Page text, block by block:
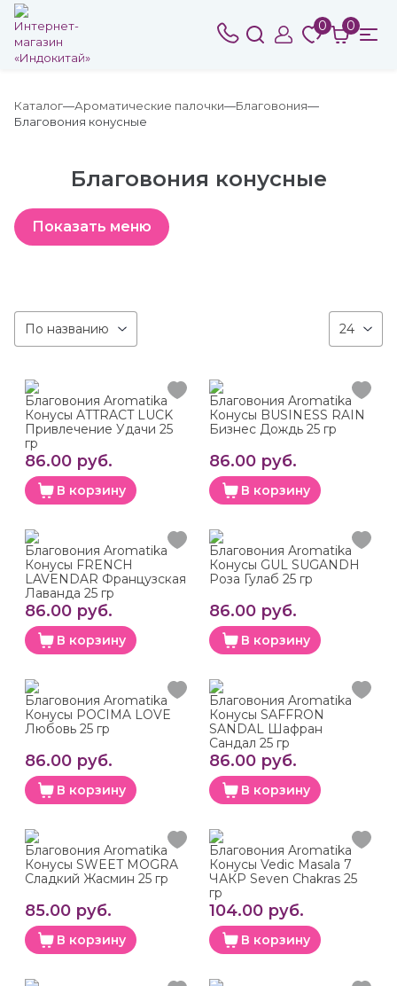
0 0
Каталог Ароматические палочки
Благовония
Благовония конусные
Благовония конусные
По названию 24
Благовония Aromatika
Конусы ATTRACT LUCK
Привлечение Удачи 25
гр
86.00 руб.
В корзину
Благовония Aromatika
Конусы BUSINESS RAIN
Бизнес Дождь 25 гр
86.00 руб.
В корзину
Благовония Aromatika
Конусы FRENCH
LAVENDAR Французская
Лаванда 25 гр
86.00 руб.
В корзину
Благовония Aromatika
Конусы GUL SUGANDH
Роза Гулаб 25 гр
86.00 руб.
В корзину
Благовония Aromatika
Конусы POCIMA LOVE
Любовь 25 гр
86.00 руб.
В корзину
Благовония Aromatika
Конусы SAFFRON
SANDAL Шафран
Сандал 25 гр
86.00 руб.
В корзину
Благовония Aromatika
Конусы SWEET MOGRA
Сладкий Жасмин 25 гр
85.00 руб.
В корзину
Благовония Aromatika
Конусы Vedic Masala 7
ЧАКР Seven Chakras 25
гр
104.00 руб.
В корзину